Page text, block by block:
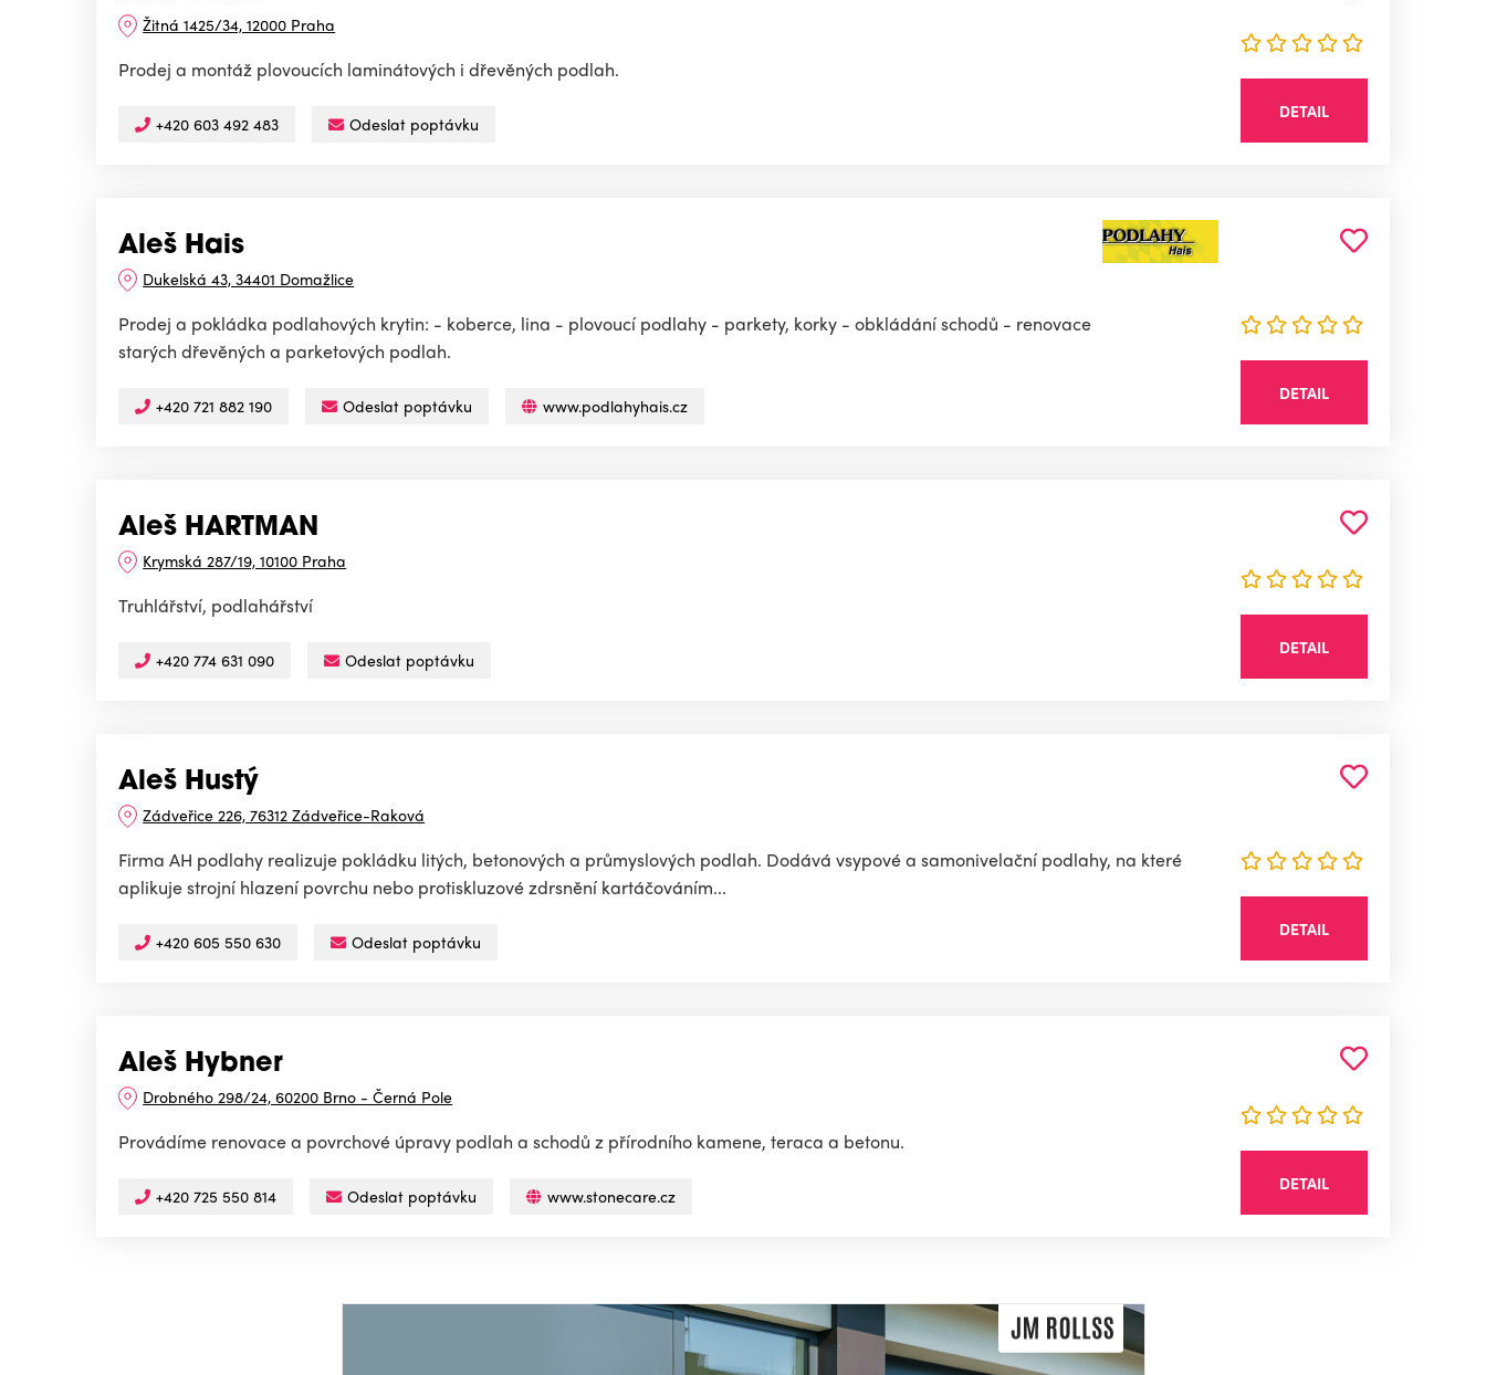
Žitná 1425/34, 12000 Praha
Prodej a montáž plovoucích laminátových i dřevěných podlah.
+420 603 492 483 Odeslat poptávku
DETAIL
Aleš Hais
Dukelská 43, 34401 Domažlice
Prodej a pokládka podlahových krytin: - koberce, lina - plovoucí podlahy - parkety, korky - obkládání schodů - renovace
starých dřevěných a parketových podlah.
+420 721 882 190 Odeslat poptávku www.podlahyhais.cz
DETAIL
Aleš HARTMAN
Krymská 287/19, 10100 Praha
Truhlářství, podlahářství
+420 774 631 090 Odeslat poptávku
DETAIL
Aleš Hustý
Zádveřice 226, 76312 Zádveřice-Raková
Firma AH podlahy realizuje pokládku litých, betonových a průmyslových podlah. Dodává vsypové a samonivelační podlahy, na které
aplikuje strojní hlazení povrchu nebo protiskluzové zdrsnění kartáčováním...
+420 605 550 630 Odeslat poptávku
DETAIL
Aleš Hybner
Drobného 298/24, 60200 Brno - Černá Pole
Provádíme renovace a povrchové úpravy podlah a schodů z přírodního kamene, teraca a betonu.
+420 725 550 814 Odeslat poptávku www.stonecare.cz
DETAIL